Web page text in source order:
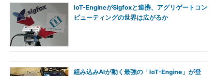
IoT-EngineがSigfoxと連携、アグリゲートコン
ピューティングの世界は広がるか
組み込みAIが動く最強の「IoT-Engine」が登